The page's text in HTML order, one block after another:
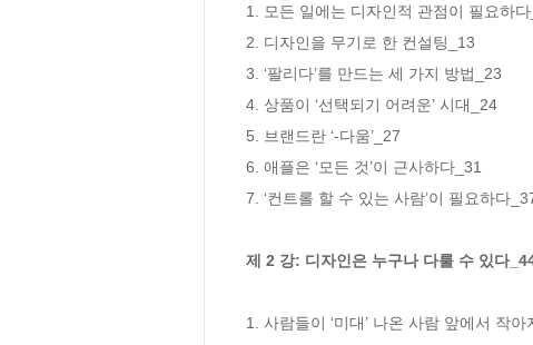
1. 모든 일에는 디자인적 관점이 필요하다
2. 디자인을 무기로 한 컨설팅_13
3. ‘팔리다’를 만드는 세 가지 방법_23
4. 상품이 ‘선택되기 어려운’ 시대_24
5. 브랜드란 ‘-다움’_27
6. 애플은 ‘모든 것’이 근사하다_31
7. ‘컨트롤 할 수 있는 사람’이 필요하다
제 2 강: 디자인은 누구나 다룰 수 있다
1. 사람들이 ‘미대’ 나온 사람 앞에서 작